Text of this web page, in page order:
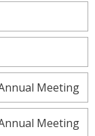
Meeting
Meeting